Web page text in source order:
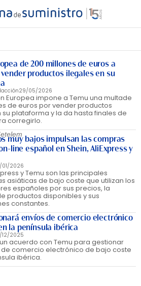
de 200 millones de euros a
productos ilegales en su
29/05/2026
Europea impone a Temu una multade
de euros por vender productos
plataforma y la da hasta finales de
corregirlo.
muy bajos impulsan las compras
line español en Shein, AliExpress y
01/2026
y Temu son las principales
asiáticas de bajo coste que utilizan los
españoles por sus precios, la
productos disponibles y sus
constantes.
envíos de comercio electrónico
la península ibérica
12/2025
acuerdo con Temu para gestionar
de comercio electrónico de bajo coste
ibérica.